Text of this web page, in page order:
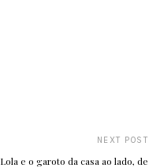
NEXT POST
Lola e o garoto da casa ao lado, de